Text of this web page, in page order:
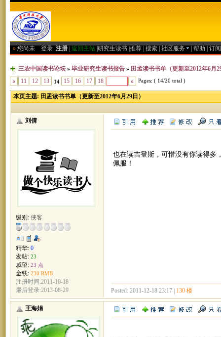
» 您尚未 登录 注册 返回主站 研究生读书 推荐 搜索 社区服务 帮助 订
三农中国读书论坛 » 毕业研究生读书报告 » 田孟读书书单（更新至2012年6月
«
11 12 13 14 15 16 17 18 » Pages: ( 14/20 total )
本页主题: 田孟读书书单（更新至2012年6月29日）
刘倩
级别: 侠客
精华: 0
发帖: 23
威望: 23 点
金钱: 230 RMB
注册时间:2011-10-18
最后登录:2013-08-29
也在读吉登斯，可惜没有你读得
佩服！
Posted: 2011-12-18 23:17 | 130 楼
王海娟